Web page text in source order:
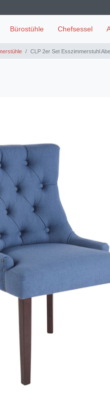
Bürostühle Chefsessel
CLP 2er Set Esszimmerstuhl